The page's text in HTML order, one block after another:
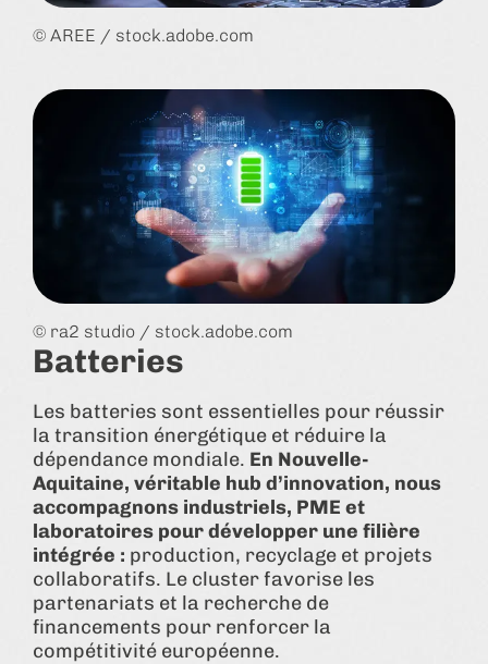
© AREE / stock.adobe.com
© ra2 studio / stock.adobe.com
Batteries
Les batteries sont essentielles pour réussir
la transition énergétique et réduire la
dépendance mondiale. En Nouvelle-
Aquitaine, véritable hub d’innovation, nous
accompagnons industriels, PME et
laboratoires pour développer une filière
intégrée : production, recyclage et projets
collaboratifs. Le cluster favorise les
partenariats et la recherche de
financements pour renforcer la
compétitivité européenne.